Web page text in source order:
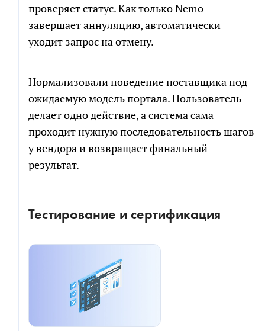
проверяет статус. Как только Nemo
завершает аннуляцию, автоматически
уходит запрос на отмену.
Нормализовали поведение поставщика под
ожидаемую модель портала. Пользователь
делает одно действие, а система сама
проходит нужную последовательность шагов
у вендора и возвращает финальный
результат.
Тестирование и сертификация